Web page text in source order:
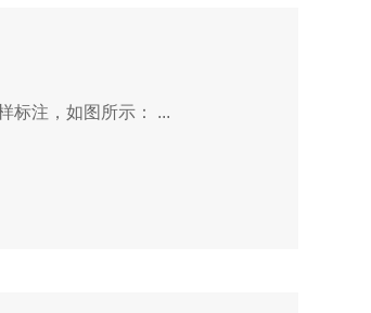
在百度统计中，无权限报告所属的站点应是“权限站点”，权限站点在右上角站点选择下拉框中有“权限站点”的字样标注，如图所示： ...